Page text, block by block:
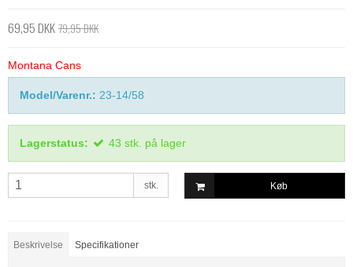
69,95 DKK79,95 DKK
Montana Cans
Model/Varenr.: 23-14/58
Lagerstatus: 43 stk. på lager
stk. Køb
Beskrivelse Specifikationer